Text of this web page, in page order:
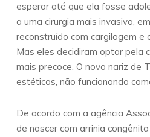
esperar até que ela fosse
a uma cirurgia mais invasiva,
reconstruído com cargilagem e
Mas eles decidiram optar pela
mais precoce. O novo nariz de
estéticos, não funcionando
De acordo com a agência
de nascer com arrinia